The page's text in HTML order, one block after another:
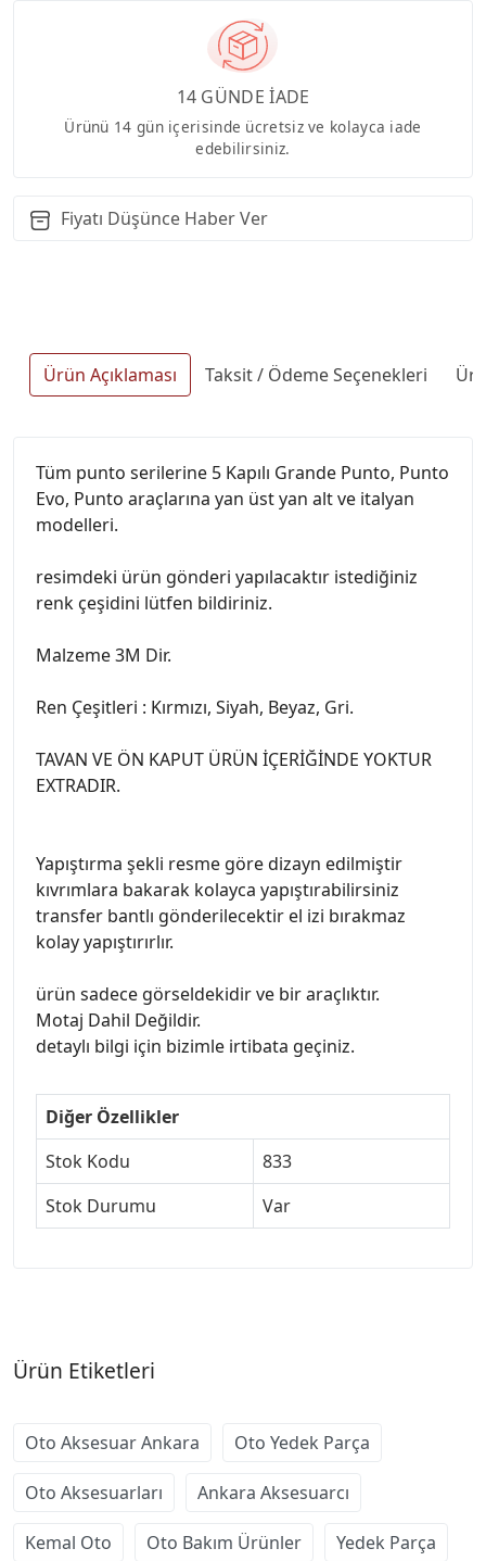
14 GÜNDE İADE
Ürünü 14 gün içerisinde ücretsiz ve kolayca iade
edebilirsiniz.
Fiyatı Düşünce Haber Ver
Ürün Açıklaması Taksit / Ödeme Seçenekleri
Tüm punto serilerine 5 Kapılı Grande Punto, Punto
Evo, Punto araçlarına yan üst yan alt ve italyan
modelleri.
resimdeki ürün gönderi yapılacaktır istediğiniz
renk çeşidini lütfen bildiriniz.
Malzeme 3M Dir.
Ren Çeşitleri : Kırmızı, Siyah, Beyaz, Gri.
TAVAN VE ÖN KAPUT ÜRÜN İÇERİĞİNDE YOKTUR
EXTRADIR.
Yapıştırma şekli resme göre dizayn edilmiştir
kıvrımlara bakarak kolayca yapıştırabilirsiniz
transfer bantlı gönderilecektir el izi bırakmaz
kolay yapıştırırlır.
ürün sadece görseldekidir ve bir araçlıktır.
Motaj Dahil Değildir.
detaylı bilgi için bizimle irtibata geçiniz.
Diğer Özellikler
Stok Kodu
833
Stok Durumu
Var
Ürün Etiketleri
Oto Aksesuar Ankara Oto Yedek Parça
Oto Aksesuarları Ankara Aksesuarcı
Kemal Oto Oto Bakım Ürünler Yedek Parça